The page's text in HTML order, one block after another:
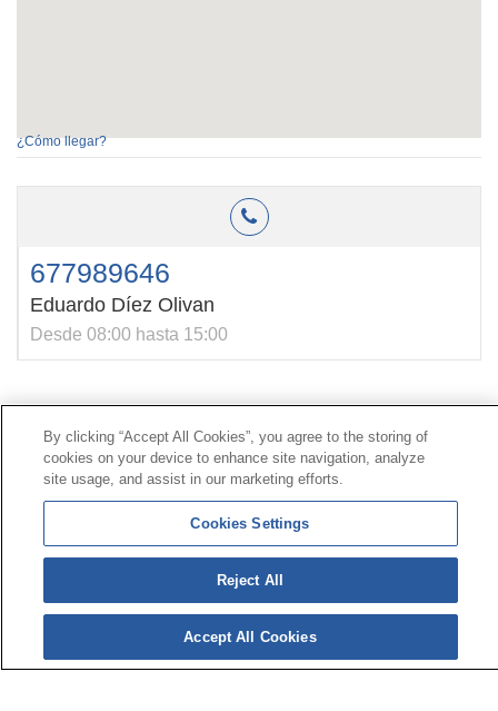
¿Cómo llegar?
677989646
Eduardo Díez Olivan
Desde 08:00 hasta 15:00
Línea Universal 900 203 203|Zona Privada Comisión de
Prestaciones Especiales|Zona Privada Proveedor
© Mutua Universal 2026 | Mapa del sitio | Aviso legal
Política de Protección de Datos
cookies
Síguenos en:
By clicking “Accept All Cookies”, you agree to the storing of
cookies on your device to enhance site navigation, analyze
site usage, and assist in our marketing efforts.
Cookies Settings
Reject All
Accept All Cookies